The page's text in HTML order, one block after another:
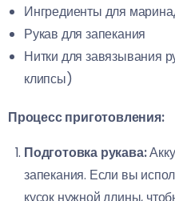
Ингредиенты для
Рукав для запекания
Нитки для завязывания
клипсы)
Процесс приготовления:
Подготовка рукава:
запекания. Если вы